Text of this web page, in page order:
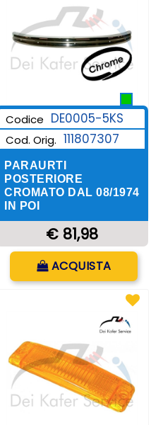
Codice DE0005-5KS
Cod. Orig. 111807307
PARAURTI
POSTERIORE
CROMATO DAL 08/1974
IN POI
€ 81,98
Quantità
ACQUISTA